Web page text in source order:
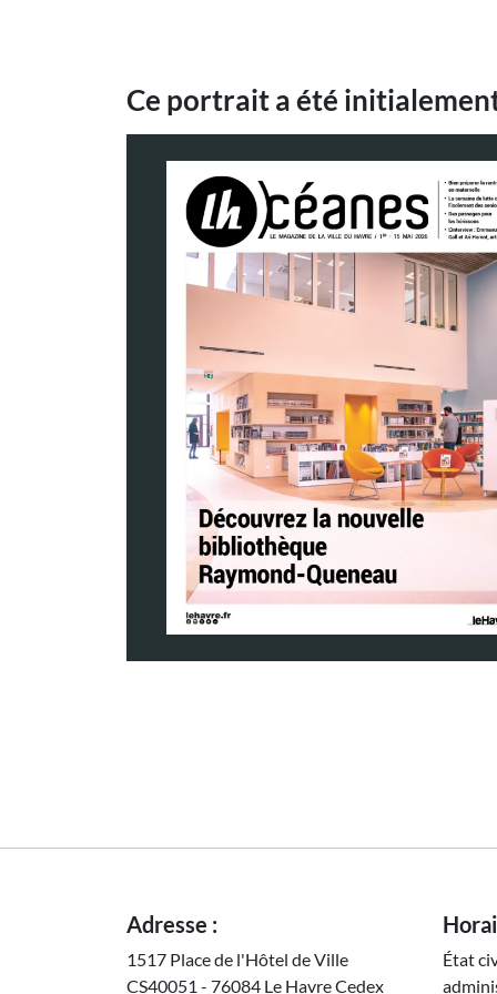
Ce portrait a été
Adresse :
1517 Place de l'Hôtel de Ville
CS40051 - 76084 Le Havre Cedex
État